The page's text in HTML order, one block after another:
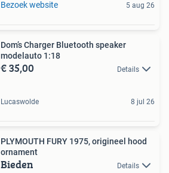
Bezoek website 5 aug 26
Dom’s Charger Bluetooth speaker
modelauto 1:18
€ 35,00 Details
Lucaswolde 8 jul 26
PLYMOUTH FURY 1975, origineel hood
ornament
Bieden Details